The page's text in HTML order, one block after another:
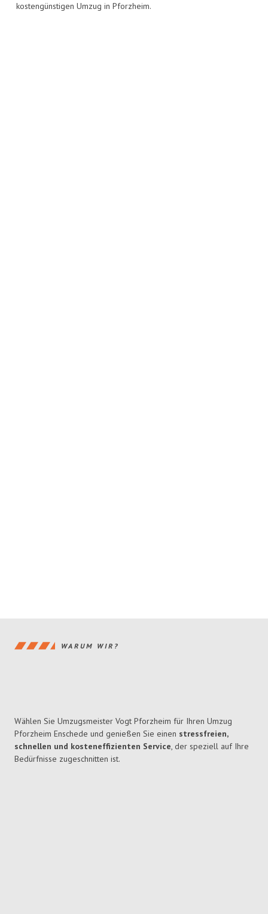
kostengünstigen Umzug in Pforzheim.
WARUM WIR?
Wählen Sie Umzugsmeister Vogt Pforzheim für Ihren Umzug
Pforzheim Enschede und genießen Sie einen stressfreien,
schnellen und kosteneffizienten Service, der speziell auf Ihre
Bedürfnisse zugeschnitten ist.